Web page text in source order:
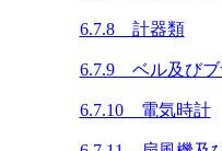
6.7.8 計器類
6.7.9 ベル及びブ
6.7.10 電気時計